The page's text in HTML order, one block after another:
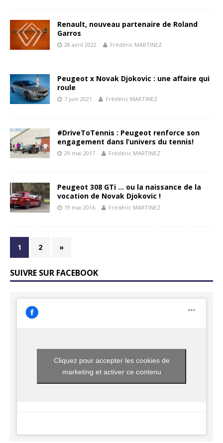
Renault, nouveau partenaire de Roland
Garros
28 avril 2022 Frédéric MARTINEZ
Peugeot x Novak Djokovic : une affaire qui
roule
7 juin 2021 Frédéric MARTINEZ
#DriveToTennis : Peugeot renforce son
engagement dans l’univers du tennis!
29 mai 2017 Frédéric MARTINEZ
Peugeot 308 GTi … ou la naissance de la
vocation de Novak Djokovic !
19 mai 2016 Frédéric MARTINEZ
1 2 »
SUIVRE SUR FACEBOOK
Cliquez pour accepter les cookies de
marketing et activer ce contenu